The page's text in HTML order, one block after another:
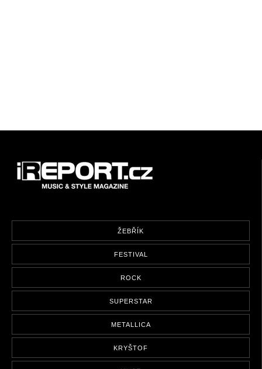
ŽEBŘÍK
FESTIVAL
ROCK
SUPERSTAR
METALLICA
KRYŠTOF